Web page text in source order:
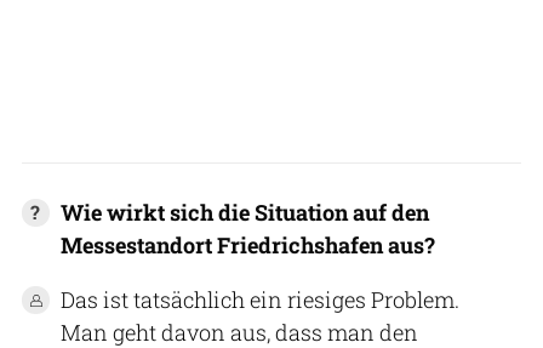
Wie wirkt sich die Situation auf den
Messestandort Friedrichshafen aus?
Das ist tatsächlich ein riesiges Problem.
Man geht davon aus, dass man den